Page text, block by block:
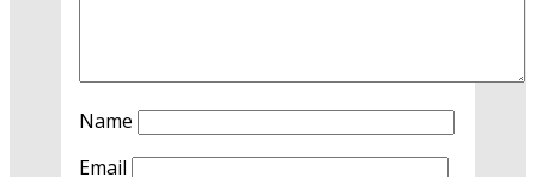
Name
Email